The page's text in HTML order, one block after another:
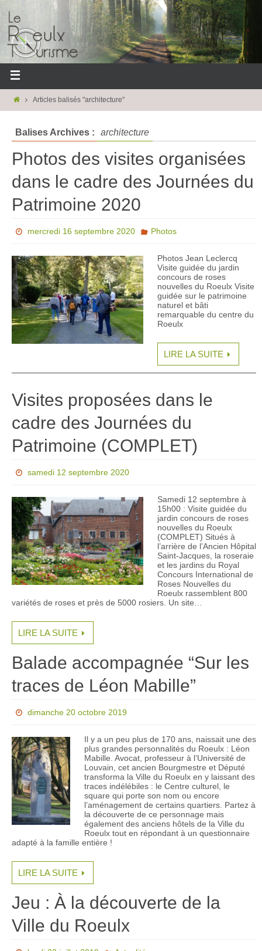
Articles balisés "architecture"
Balises Archives : architecture
Photos des visites organisées
dans le cadre des Journées du
Patrimoine 2020
mercredi 16 septembre 2020 Photos
Photos Jean Leclercq
Visite guidée du jardin
concours de roses
nouvelles du Roeulx Visite
guidée sur le patrimoine
naturel et bâti
remarquable du centre du
Roeulx
LIRE LA SUITE
Visites proposées dans le
cadre des Journées du
Patrimoine (COMPLET)
samedi 12 septembre 2020
Samedi 12 septembre à
15h00 : Visite guidée du
jardin concours de roses
nouvelles du Roeulx
(COMPLET) Situés à
l’arrière de l’Ancien Hôpital
Saint-Jacques, la roseraie
et les jardins du Royal
Concours International de
Roses Nouvelles du
Roeulx rassemblent 800
variétés de roses et près de 5000 rosiers. Un site…
LIRE LA SUITE
Balade accompagnée “Sur les
traces de Léon Mabille”
dimanche 20 octobre 2019
Il y a un peu plus de 170 ans, naissait une des
plus grandes personnalités du Roeulx : Léon
Mabille. Avocat, professeur à l’Université de
Louvain, cet ancien Bourgmestre et Député
transforma la Ville du Roeulx en y laissant des
traces indélébiles : le Centre culturel, le
square qui porte son nom ou encore
l’aménagement de certains quartiers. Partez à
la découverte de ce personnage mais
également des anciens hôtels de la Ville du
Roeulx tout en répondant à un questionnaire
adapté à la famille entière !
LIRE LA SUITE
Jeu : À la découverte de la
Ville du Roeulx